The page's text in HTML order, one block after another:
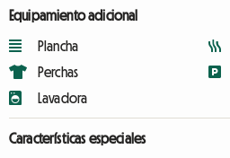
Equipamiento adicional
Plancha
Perchas
Lavadora
Características especiales